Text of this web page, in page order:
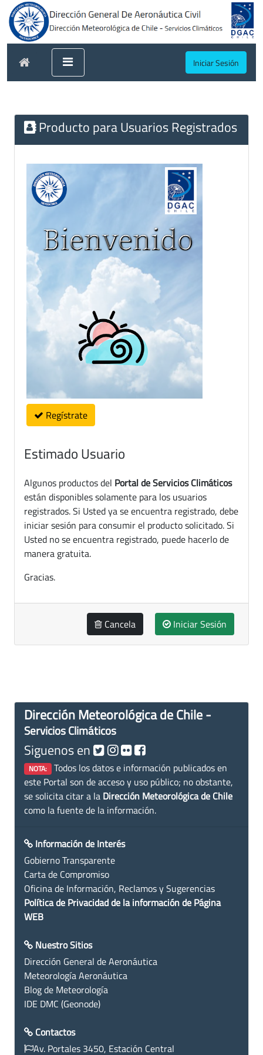
Iniciar Sesión
Producto para Usuarios Registrados
Regístrate
Estimado Usuario
Algunos productos del Portal de Servicios Climáticos
están disponibles solamente para los usuarios
registrados. Si Usted ya se encuentra registrado, debe
iniciar sesión para consumir el producto solicitado. Si
Usted no se encuentra registrado, puede hacerlo de
manera gratuita.
Gracias.
Cancela Iniciar Sesión
Dirección Meteorológica de Chile -
Servicios Climáticos
Siguenos en
NOTA: Todos los datos e información publicados en
este Portal son de acceso y uso público; no obstante,
se solicita citar a la Dirección Meteorológica de Chile
como la fuente de la información.
Información de Interés
Gobierno Transparente
Carta de Compromiso
Oficina de Información, Reclamos y Sugerencias
Política de Privacidad de la información de Página
WEB
Nuestro Sitios
Dirección General de Aeronáutica
Meteorología Aeronáutica
Blog de Meteorología
IDE DMC (Geonode)
Contactos
Av. Portales 3450, Estación Central